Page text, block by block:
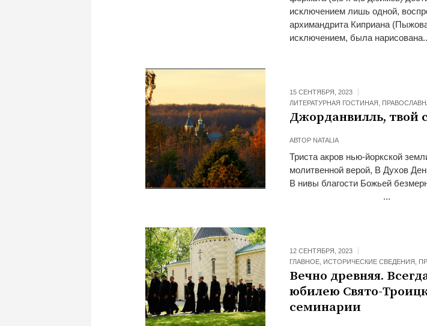
исключением лишь одной,
архимандрита Киприана
исключением, была
15 СЕНТЯБРЯ, 2023
ЛИТЕРАТУРНАЯ ГОСТИНАЯ
Джорданвилль, твой
АВТОР NATALIA
Триста акров нью-йоркской
молитвенной верой, В Духов
В нивы благости
...
12 СЕНТЯБРЯ, 2023
ГЛАВНОЕ, ИСТОРИЧЕСКИЕ СВЕДЕНИЯ
Вечно древняя.
юбилею Свято-
семинарии